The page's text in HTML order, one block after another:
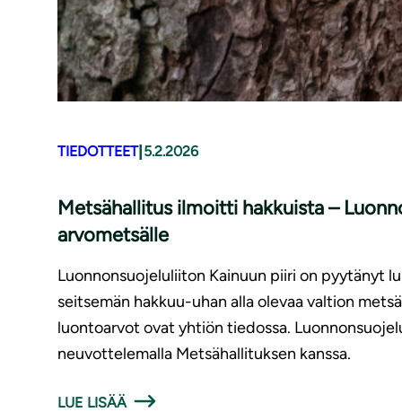
TIEDOTTEET|5.2.2026
Metsähallitus ilmoitti hakkuista –
arvometsälle
Luonnonsuojeluliiton Kainuun piiri on pyytänyt
seitsemän hakkuu-uhan alla olevaa valtion
luontoarvot ovat yhtiön tiedossa.
neuvottelemalla Metsähallituksen kanssa.
LUE LISÄÄ